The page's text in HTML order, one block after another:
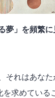
夢」を頻繁
それはあな
を求めている